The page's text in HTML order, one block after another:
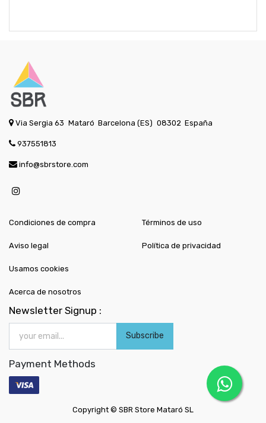
Via Sergia 63 Mataró Barcelona (ES) 08302 España
937551813
info@sbrstore.com
Condiciones de compra
Aviso legal
Términos de uso
Política de privacidad
Usamos cookies
Acerca de nosotros
Newsletter Signup :
Subscribe
Payment Methods
Copyright © SBR Store Mataró SL